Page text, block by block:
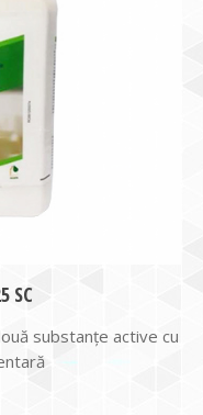
SC
substanţe active cu